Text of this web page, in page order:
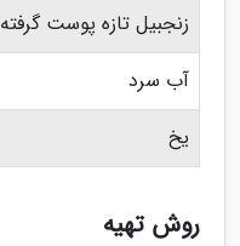
زنجبیل تازه پوست گرفته
آب سرد
یخ
روش تهیه